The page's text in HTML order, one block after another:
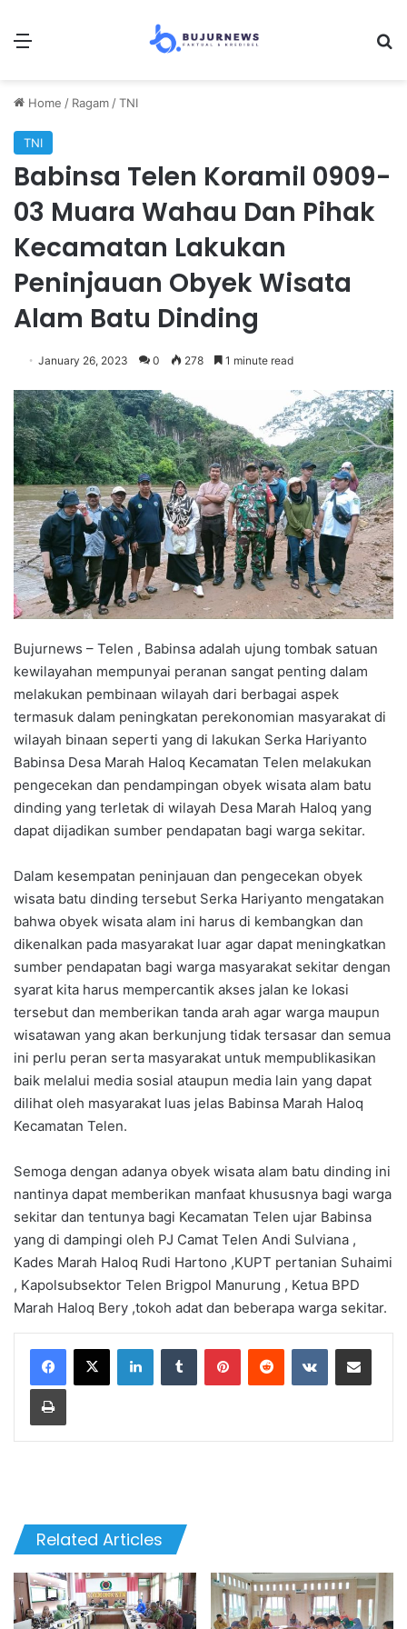
Home / Ragam /TNI
TNI
Babinsa Telen Koramil 0909-
03 Muara Wahau Dan Pihak
Kecamatan Lakukan
Peninjauan Obyek Wisata
Alam Batu Dinding
January 26, 2023 0 278 1 minute read
Bujurnews – Telen , Babinsa adalah ujung tombak satuan
kewilayahan mempunyai peranan sangat penting dalam
melakukan pembinaan wilayah dari berbagai aspek
termasuk dalam peningkatan perekonomian masyarakat di
wilayah binaan seperti yang di lakukan Serka Hariyanto
Babinsa Desa Marah Haloq Kecamatan Telen melakukan
pengecekan dan pendampingan obyek wisata alam batu
dinding yang terletak di wilayah Desa Marah Haloq yang
dapat dijadikan sumber pendapatan bagi warga sekitar.
Dalam kesempatan peninjauan dan pengecekan obyek
wisata batu dinding tersebut Serka Hariyanto mengatakan
bahwa obyek wisata alam ini harus di kembangkan dan
dikenalkan pada masyarakat luar agar dapat meningkatkan
sumber pendapatan bagi warga masyarakat sekitar dengan
syarat kita harus mempercantik akses jalan ke lokasi
tersebut dan memberikan tanda arah agar warga maupun
wisatawan yang akan berkunjung tidak tersasar dan semua
ini perlu peran serta masyarakat untuk mempublikasikan
baik melalui media sosial ataupun media lain yang dapat
dilihat oleh masyarakat luas jelas Babinsa Marah Haloq
Kecamatan Telen.
Semoga dengan adanya obyek wisata alam batu dinding ini
nantinya dapat memberikan manfaat khususnya bagi warga
sekitar dan tentunya bagi Kecamatan Telen ujar Babinsa
yang di dampingi oleh PJ Camat Telen Andi Sulviana ,
Kades Marah Haloq Rudi Hartono ,KUPT pertanian Suhaimi
, Kapolsubsektor Telen Brigpol Manurung , Ketua BPD
Marah Haloq Bery ,tokoh adat dan beberapa warga sekitar.
Related Articles